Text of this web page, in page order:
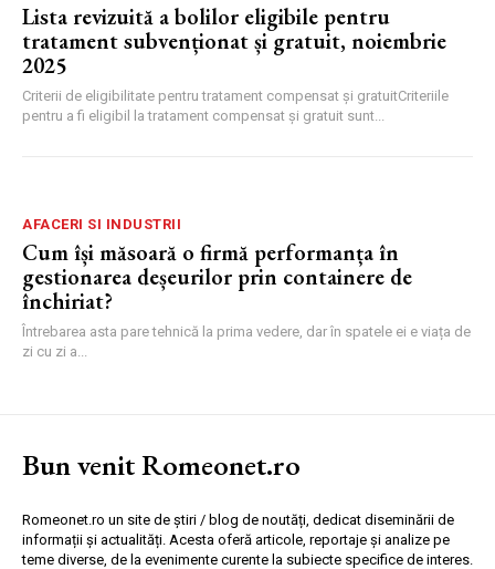
Lista revizuită a bolilor eligibile pentru
tratament subvenționat și gratuit, noiembrie
2025
Criterii de eligibilitate pentru tratament compensat și gratuitCriteriile
pentru a fi eligibil la tratament compensat și gratuit sunt...
AFACERI SI INDUSTRII
Cum își măsoară o firmă performanța în
gestionarea deșeurilor prin containere de
închiriat?
Întrebarea asta pare tehnică la prima vedere, dar în spatele ei e viața de
zi cu zi a...
Bun venit Romeonet.ro
Romeonet.ro un site de știri / blog de noutăți, dedicat diseminării de
informații și actualități. Acesta oferă articole, reportaje și analize pe
teme diverse, de la evenimente curente la subiecte specifice de interes.